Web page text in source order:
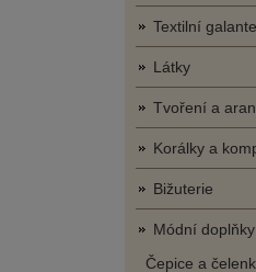
Textilní
Látky
Tvoření a
Korálky a
Bižuterie
Módní doplňky
Čepice a